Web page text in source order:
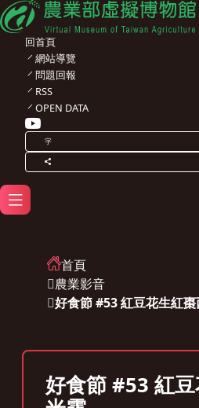
回首頁
網站導覽
問題回報
RSS
OPEN DATA
字
首頁
農業影音
好食節 #53 紅豆花生紅
好食節 #53 紅